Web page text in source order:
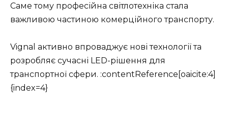
Саме тому професійна світлотехніка стала
важливою частиною комерційного транспорту.
Vignal активно впроваджує нові технології та
розробляє сучасні LED-рішення для
транспортної сфери. :contentReference[oaicite:4]
{index=4}